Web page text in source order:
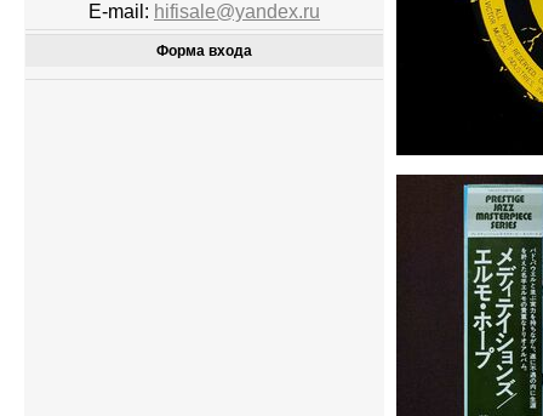
E-mail: hifisale@yandex.ru
Форма входа